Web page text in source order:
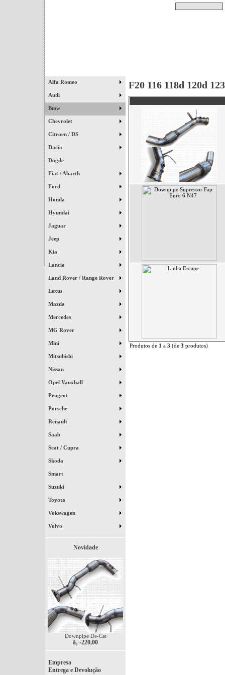
Alfa Romeo
Audi
Bmw
Chevrolet
Citroen / DS
Dacia
Dogde
Fiat / Abarth
Ford
Honda
Hyundai
Jaguar
Jeep
Kia
Lancia
Land Rover / Range Rover
Lexus
Mazda
Mercedes
MG Rover
Mini
Mitsubishi
Nissan
Opel Vauxhall
Peugeot
Porsche
Renault
Saab
Seat / Cupra
Skoda
Smart
Suzuki
Toyota
Vokswagen
Volvo
Novidade
Downpipe De-Cat
â‚¬220,00
Empresa
Entrega e Devolução
F20 116 118d 120d
Produtos de 1 a 3 (de 3 produtos)